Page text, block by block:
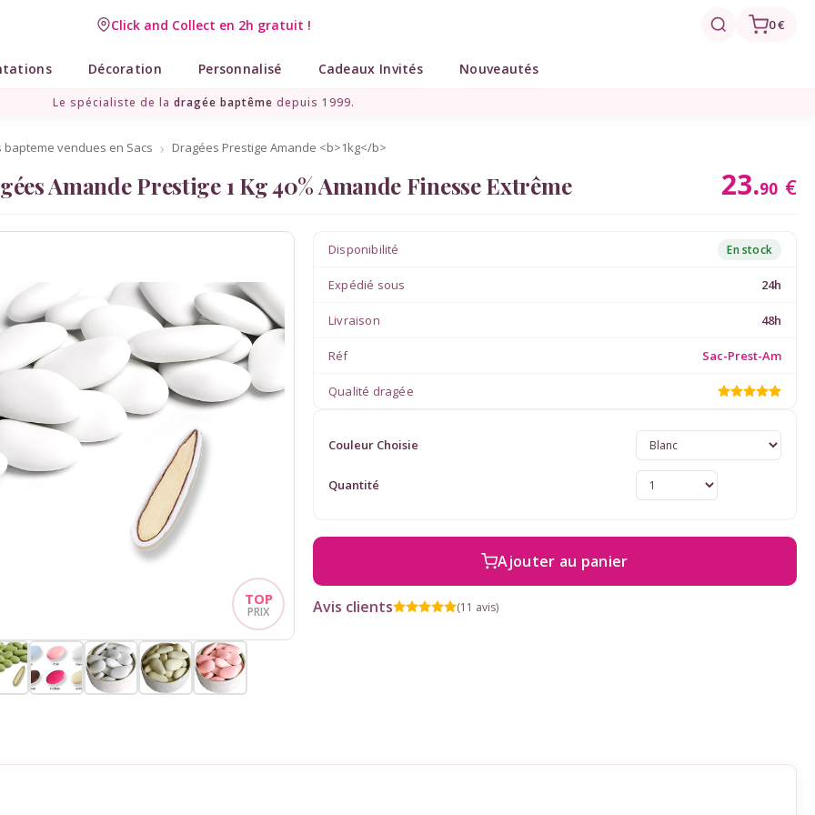
Click and Collect en 2h gratuit ! 0 €
Décoration Personnalisé Cadeaux Invités Nouveautés
Le spécialiste de la dragée baptême depuis 1999.
bapteme vendues en Sacs Dragées Prestige Amande <b>1kg</b>
Amande Prestige 1 Kg 40% Amande Finesse Extrême 23.90 €
Disponibilité En stock
Expédié sous 24h
Livraison 48h
Réf Sac-Prest-Am
Qualité dragée
Couleur Choisie
Quantité
Ajouter au panier
Avis clients (11 avis)